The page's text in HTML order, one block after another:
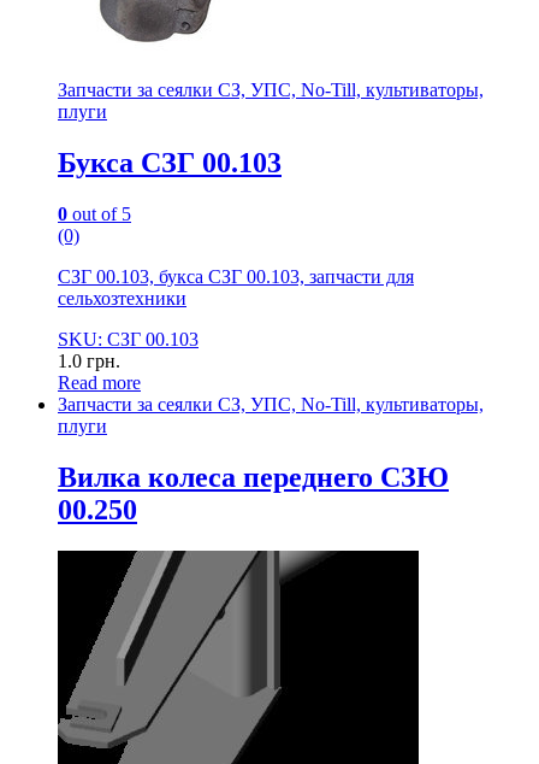
Запчасти за сеялки СЗ, УПС, No-Till, культиваторы,
плуги
Букса СЗГ 00.103
0 out of 5
(0)
СЗГ 00.103, букса СЗГ 00.103, запчасти для
сельхозтехники
SKU: СЗГ 00.103
1.0 грн.
Read more
Запчасти за сеялки СЗ, УПС, No-Till, культиваторы,
плуги
Вилка колеса переднего СЗЮ
00.250